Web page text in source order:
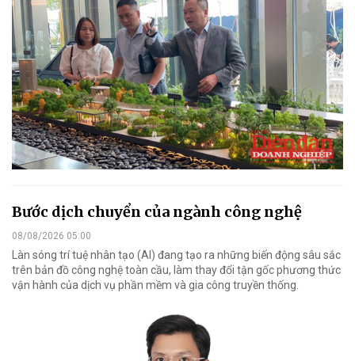
Bước dịch chuyển của ngành công nghệ
08/08/2026 05:00
Làn sóng trí tuệ nhân tạo (AI) đang tạo ra những biến động sâu sắc
trên bản đồ công nghệ toàn cầu, làm thay đổi tận gốc phương thức
vận hành của dịch vụ phần mềm và gia công truyền thống.